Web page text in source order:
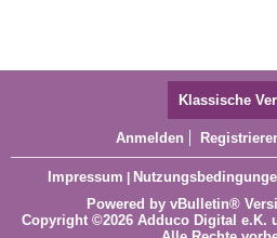
Klassische
Anmelden
Impressum
Powered by vBulletin®
Copyright ©2026 Adduco Digital e.K.